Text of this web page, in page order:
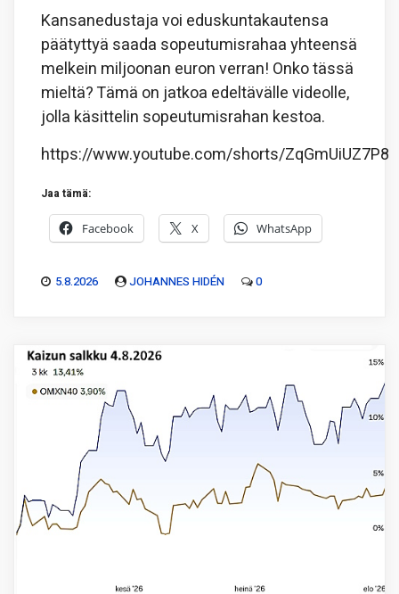
Kansanedustaja voi eduskuntakautensa
päätyttyä saada sopeutumisrahaa yhteensä
melkein miljoonan euron verran! Onko tässä
mieltä? Tämä on jatkoa edeltävälle videolle,
jolla käsittelin sopeutumisrahan kestoa.
https://www.youtube.com/shorts/ZqGmUiUZ7P8
Jaa tämä:
Facebook X WhatsApp
5.8.2026 JOHANNES HIDÉN 0